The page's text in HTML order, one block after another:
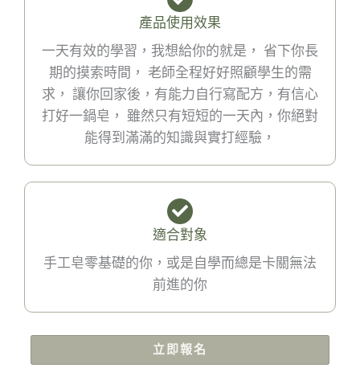
產品使用效果
一天有效的學習，我想給你的就是， 省下你長
期的摸索時間， 老師全程好好照顧學生的需
求， 讓你回家後，有能力自行寫配方，有信心
打好一鍋皂， 雖然只有短短的一天內，你絕對
能得到滿滿的知識與實打經驗，
適合對象
手工皂零基礎的你，或是自學而總是卡關無法
前進的你
立即報名